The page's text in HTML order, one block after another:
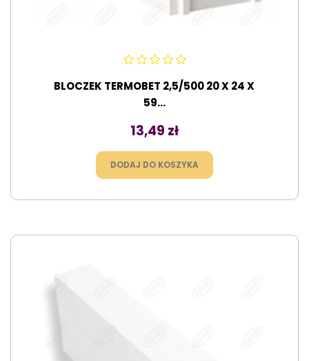
BLOCZEK TERMOBET 2,5/500 20 X 24 X
59...
Cena
13,49 zł
DODAJ DO KOSZYKA